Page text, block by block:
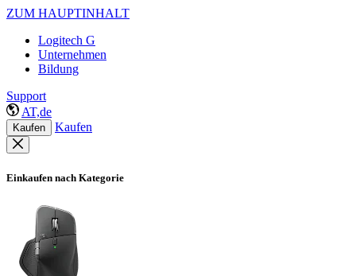
ZUM HAUPTINHALT
Logitech G
Unternehmen
Bildung
Support
AT,de
Kaufen Kaufen
Einkaufen nach Kategorie